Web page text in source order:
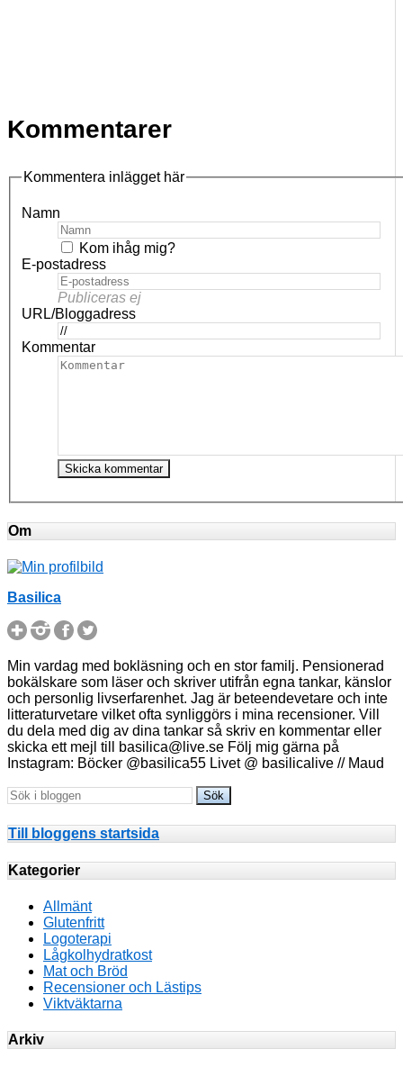
Kommentarer
Kommentera inlägget här
Namn
Kom ihåg mig?
E-postadress
Publiceras ej
URL/Bloggadress
Kommentar
Om
Basilica
Min vardag med bokläsning och en stor familj. Pensionerad
bokälskare som läser och skriver utifrån egna tankar, känslor
och personlig livserfarenhet. Jag är beteendevetare och inte
litteraturvetare vilket ofta synliggörs i mina recensioner. Vill
du dela med dig av dina tankar så skriv en kommentar eller
skicka ett mejl till basilica@live.se Följ mig gärna på
Instagram: Böcker @basilica55 Livet @ basilicalive // Maud
Till bloggens startsida
Kategorier
Allmänt
Glutenfritt
Logoterapi
Lågkolhydratkost
Mat och Bröd
Recensioner och Lästips
Viktväktarna
Arkiv